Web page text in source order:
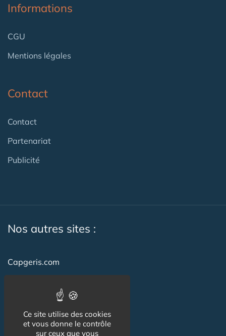
Informations
CGU
Mentions légales
Contact
Contact
Partenariat
Publicité
Nos autres sites :
Capgeris.com
Emploi-formation-sante.com
Seniorissimmo.com
Ce site utilise des cookies
et vous donne le contrôle
sur ceux que vous